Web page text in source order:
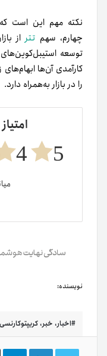
نکته مهم این است
چهارم، سهم تتراز
توسعه
کارآمدی آن‌ها
را در بازار به‌همراه دارد.
5
4
نویسنده:
اخبار، خبر،